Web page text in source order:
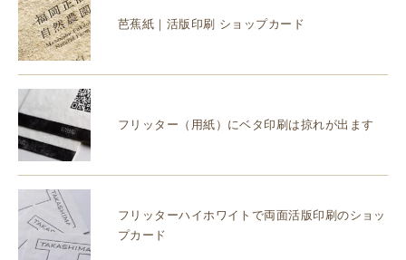
芭蕉紙｜活版印刷 ショップカード
フリッター（用紙）にベタ印刷は掠れが出ます
フリッターハイホワイトで両面活版印刷のショッ
プカード